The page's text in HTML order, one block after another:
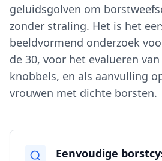
geluidsgolven om
zonder straling. Het is het
beeldvormend onderzoek
de 30, voor het evalueren
knobbels, en als aanvulling
vrouwen met dichte borsten.
Eenvoudige